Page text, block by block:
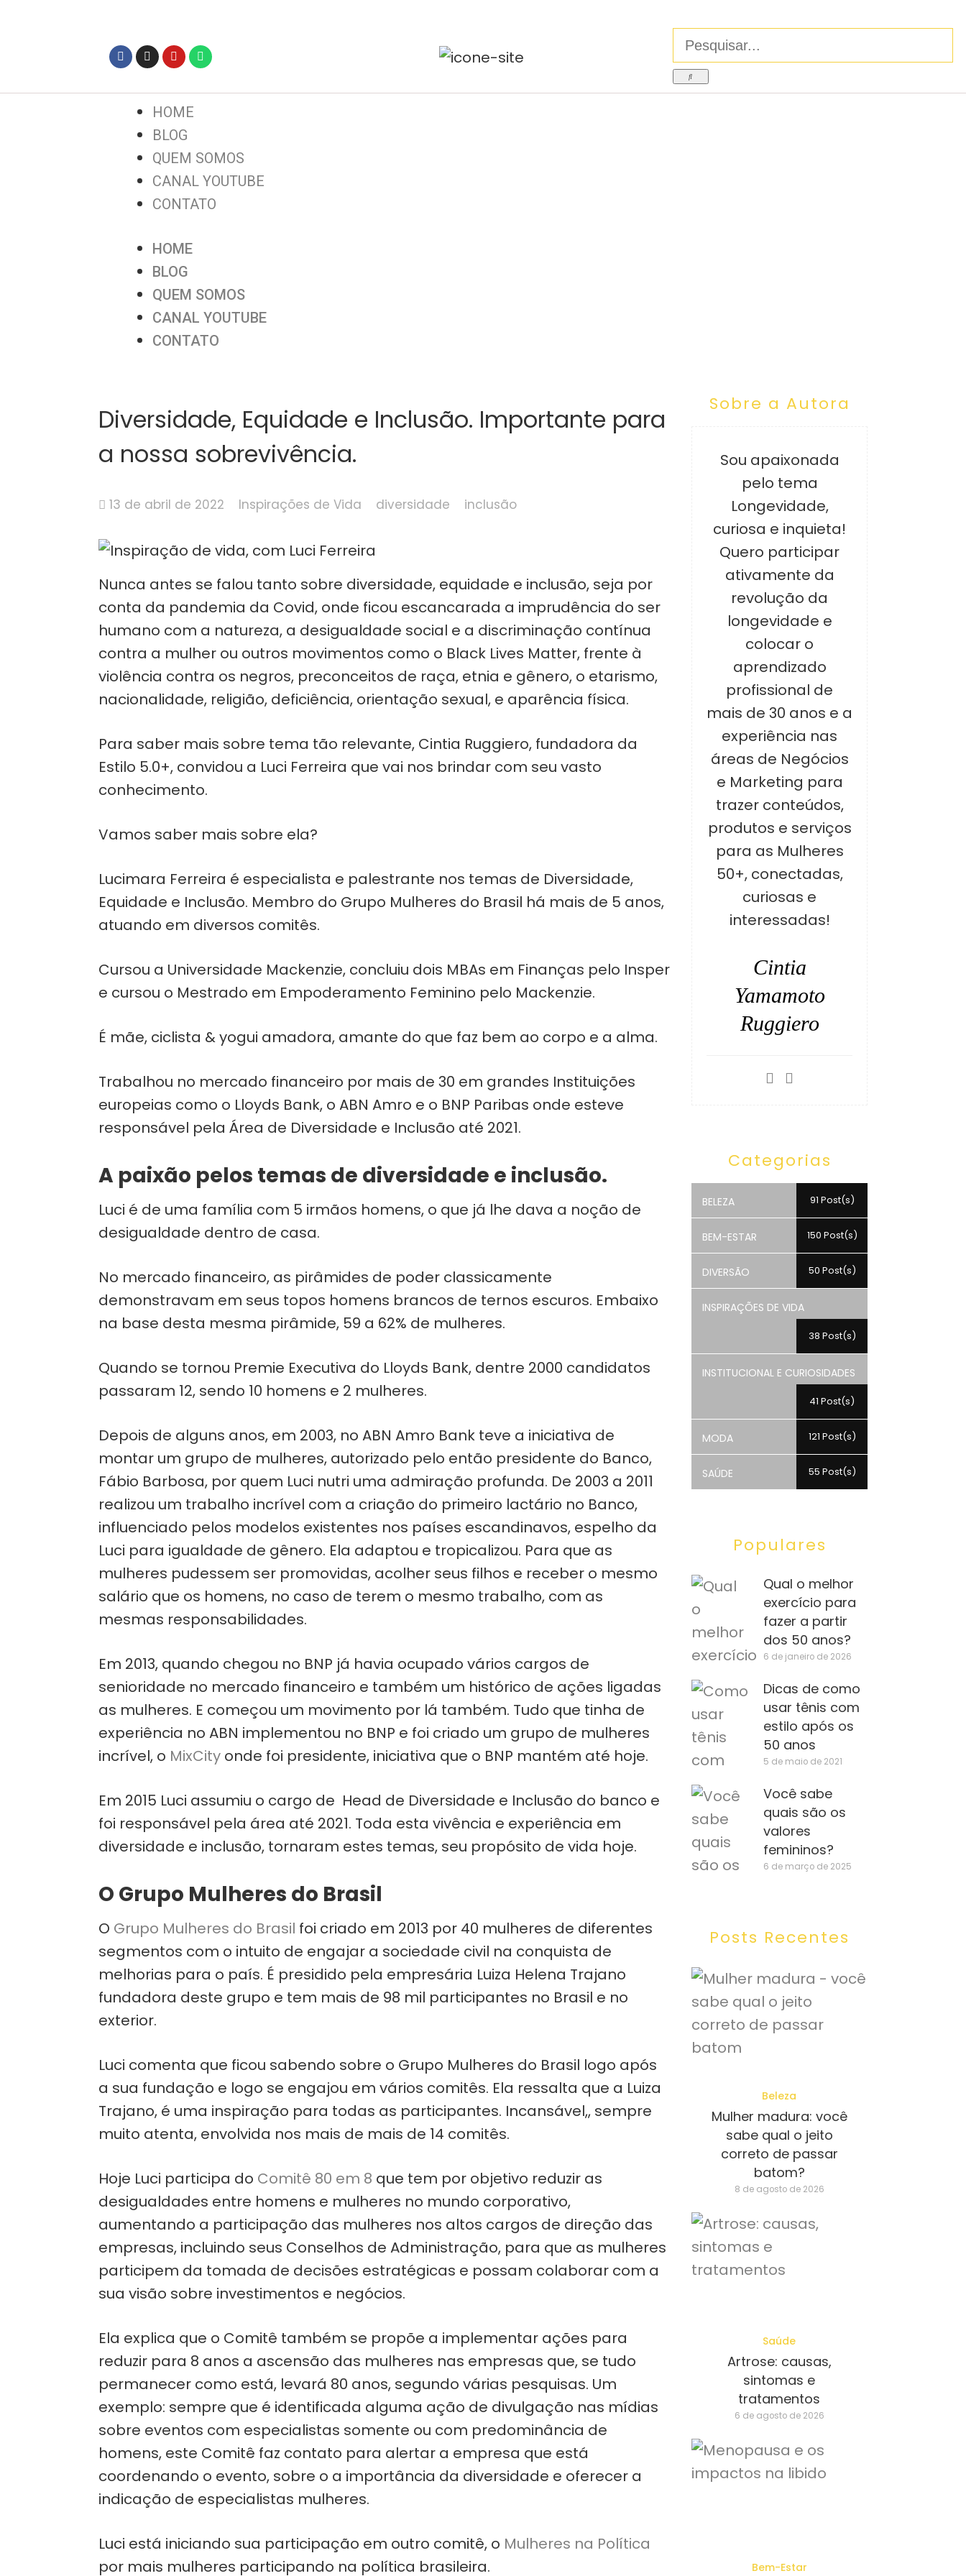
HOME
BLOG
QUEM SOMOS
CANAL YOUTUBE
CONTATO
HOME
BLOG
QUEM SOMOS
CANAL YOUTUBE
CONTATO
Diversidade, Equidade e Inclusão. Importante para
a nossa sobrevivência.
13 de abril de 2022 Inspirações de Vida diversidade inclusão
Nunca antes se falou tanto sobre diversidade, equidade e inclusão, seja por
conta da pandemia da Covid, onde ficou escancarada a imprudência do ser
humano com a natureza, a desigualdade social e a discriminação contínua
contra a mulher ou outros movimentos como o Black Lives Matter, frente à
violência contra os negros, preconceitos de raça, etnia e gênero, o etarismo,
nacionalidade, religião, deficiência, orientação sexual, e aparência física.
Para saber mais sobre tema tão relevante, Cintia Ruggiero, fundadora da
Estilo 5.0+, convidou a Luci Ferreira que vai nos brindar com seu vasto
conhecimento.
Vamos saber mais sobre ela?
Lucimara Ferreira é especialista e palestrante nos temas de Diversidade,
Equidade e Inclusão. Membro do Grupo Mulheres do Brasil há mais de 5 anos,
atuando em diversos comitês.
Cursou a Universidade Mackenzie, concluiu dois MBAs em Finanças pelo Insper
e cursou o Mestrado em Empoderamento Feminino pelo Mackenzie.
É mãe, ciclista & yogui amadora, amante do que faz bem ao corpo e a alma.
Trabalhou no mercado financeiro por mais de 30 em grandes Instituições
europeias como o Lloyds Bank, o ABN Amro e o BNP Paribas onde esteve
responsável pela Área de Diversidade e Inclusão até 2021.
A paixão pelos temas de diversidade e inclusão.
Luci é de uma família com 5 irmãos homens, o que já lhe dava a noção de
desigualdade dentro de casa.
No mercado financeiro, as pirâmides de poder classicamente
demonstravam em seus topos homens brancos de ternos escuros. Embaixo
na base desta mesma pirâmide, 59 a 62% de mulheres.
Quando se tornou Premie Executiva do Lloyds Bank, dentre 2000 candidatos
passaram 12, sendo 10 homens e 2 mulheres.
Depois de alguns anos, em 2003, no ABN Amro Bank teve a iniciativa de
montar um grupo de mulheres, autorizado pelo então presidente do Banco,
Fábio Barbosa, por quem Luci nutri uma admiração profunda. De 2003 a 2011
realizou um trabalho incrível com a criação do primeiro lactário no Banco,
influenciado pelos modelos existentes nos países escandinavos, espelho da
Luci para igualdade de gênero. Ela adaptou e tropicalizou. Para que as
mulheres pudessem ser promovidas, acolher seus filhos e receber o mesmo
salário que os homens, no caso de terem o mesmo trabalho, com as
mesmas responsabilidades.
Em 2013, quando chegou no BNP já havia ocupado vários cargos de
senioridade no mercado financeiro e também um histórico de ações ligadas
as mulheres. E começou um movimento por lá também. Tudo que tinha de
experiência no ABN implementou no BNP e foi criado um grupo de mulheres
incrível, o MixCity onde foi presidente, iniciativa que o BNP mantém até hoje.
Em 2015 Luci assumiu o cargo de Head de Diversidade e Inclusão do banco e
foi responsável pela área até 2021. Toda esta vivência e experiência em
diversidade e inclusão, tornaram estes temas, seu propósito de vida hoje.
O Grupo Mulheres do Brasil
O Grupo Mulheres do Brasil foi criado em 2013 por 40 mulheres de diferentes
segmentos com o intuito de engajar a sociedade civil na conquista de
melhorias para o país. É presidido pela empresária Luiza Helena Trajano
fundadora deste grupo e tem mais de 98 mil participantes no Brasil e no
exterior.
Luci comenta que ficou sabendo sobre o Grupo Mulheres do Brasil logo após
a sua fundação e logo se engajou em vários comitês. Ela ressalta que a Luiza
Trajano, é uma inspiração para todas as participantes. Incansável,, sempre
muito atenta, envolvida nos mais de mais de 14 comitês.
Hoje Luci participa do Comitê 80 em 8 que tem por objetivo reduzir as
desigualdades entre homens e mulheres no mundo corporativo,
aumentando a participação das mulheres nos altos cargos de direção das
empresas, incluindo seus Conselhos de Administração, para que as mulheres
participem da tomada de decisões estratégicas e possam colaborar com a
sua visão sobre investimentos e negócios.
Ela explica que o Comitê também se propõe a implementar ações para
reduzir para 8 anos a ascensão das mulheres nas empresas que, se tudo
permanecer como está, levará 80 anos, segundo várias pesquisas. Um
exemplo: sempre que é identificada alguma ação de divulgação nas mídias
sobre eventos com especialistas somente ou com predominância de
homens, este Comitê faz contato para alertar a empresa que está
coordenando o evento, sobre o a importância da diversidade e oferecer a
indicação de especialistas mulheres.
Luci está iniciando sua participação em outro comitê, o Mulheres na Política
por mais mulheres participando na política brasileira.
Sobre a Autora
Sou apaixonada
pelo tema
Longevidade,
curiosa e inquieta!
Quero participar
ativamente da
revolução da
longevidade e
colocar o
aprendizado
profissional de
mais de 30 anos e a
experiência nas
áreas de Negócios
e Marketing para
trazer conteúdos,
produtos e serviços
para as Mulheres
50+, conectadas,
curiosas e
interessadas!
Cintia
Yamamoto
Ruggiero
Categorias
BELEZA 91 Post(s)
BEM-ESTAR 150 Post(s)
DIVERSÃO 50 Post(s)
INSPIRAÇÕES DE VIDA
38 Post(s)
INSTITUCIONAL E CURIOSIDADES
41 Post(s)
MODA 121 Post(s)
SAÚDE 55 Post(s)
Populares
Qual o melhor
exercício para
fazer a partir
dos 50 anos?
6 de janeiro de 2026
Dicas de como
usar tênis com
estilo após os
50 anos
5 de maio de 2021
Você sabe
quais são os
valores
femininos?
6 de março de 2025
Posts Recentes
Beleza
Mulher madura: você
sabe qual o jeito
correto de passar
batom?
8 de agosto de 2026
Saúde
Artrose: causas,
sintomas e
tratamentos
6 de agosto de 2026
Bem-Estar